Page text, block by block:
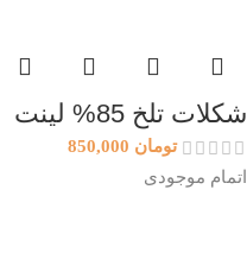
شکلات تلخ 85% لینت
تومان
اتمام موجودی